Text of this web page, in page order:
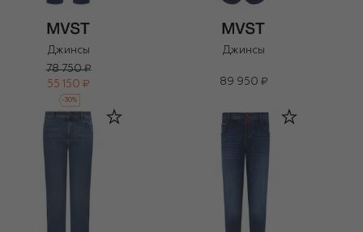
Джинсы
78 750 ₽
55 150 ₽
-30%
Джинсы
89 950 ₽